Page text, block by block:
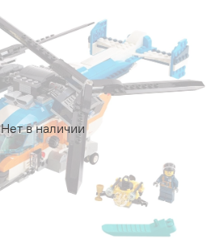
Нет в наличии